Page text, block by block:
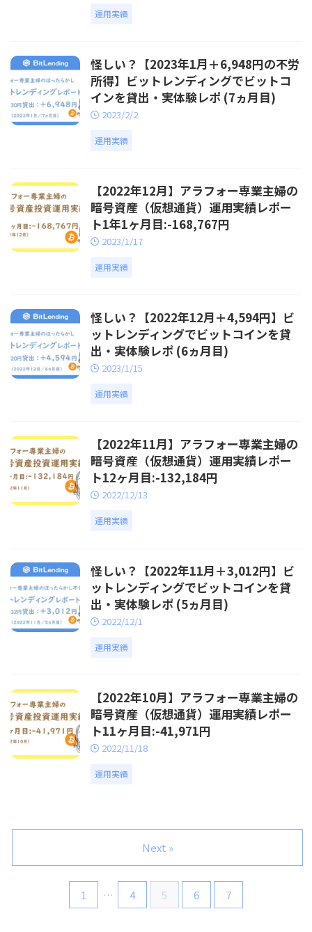
運用実績
怪しい？【2023年1月＋6,948円の不労
所得】ビットレンディングでビットコ
インを貸出・実体験レポ (7ヵ月目)
2023/2/2
運用実績
【2022年12月】アラフォー専業主婦の
暗号資産（仮想通貨）運用実績レポー
ト1年1ヶ月目:-168,767円
2023/1/17
運用実績
怪しい？【2022年12月＋4,594円】ビ
ットレンディングでビットコインを貸
出・実体験レポ (6ヵ月目)
2023/1/15
運用実績
【2022年11月】アラフォー専業主婦の
暗号資産（仮想通貨）運用実績レポー
ト12ヶ月目:-132,184円
2022/12/13
運用実績
怪しい？【2022年11月＋3,012円】ビ
ットレンディングでビットコインを貸
出・実体験レポ (5ヵ月目)
2022/12/1
運用実績
【2022年10月】アラフォー専業主婦の
暗号資産（仮想通貨）運用実績レポー
ト11ヶ月目:-41,971円
2022/11/18
運用実績
1 … 4 5 6 7
Next »